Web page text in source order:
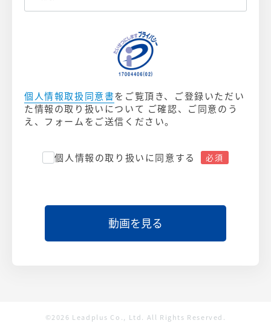
個人情報取扱同意書をご覧頂き、ご登録いただい
た情報の取り扱いについて ご確認、ご同意のう
え、フォームをご送信ください。
個人情報の取り扱いに同意する
©2026 Leadplus Co., Ltd. All Rights Reserved.